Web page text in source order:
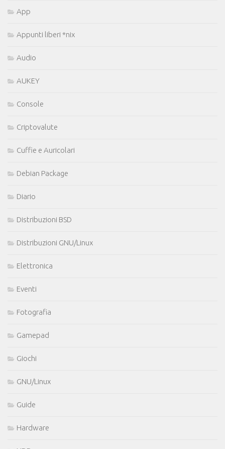
App
Appunti liberi *nix
Audio
AUKEY
Console
Criptovalute
Cuffie e Auricolari
Debian Package
Diario
Distribuzioni BSD
Distribuzioni GNU/Linux
Elettronica
Eventi
Fotografia
Gamepad
Giochi
GNU/Linux
Guide
Hardware